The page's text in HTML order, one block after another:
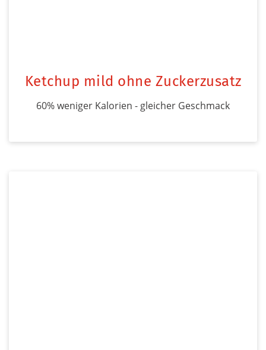
Ketchup mild ohne Zuckerzusatz
60% weniger Kalorien - gleicher Geschmack